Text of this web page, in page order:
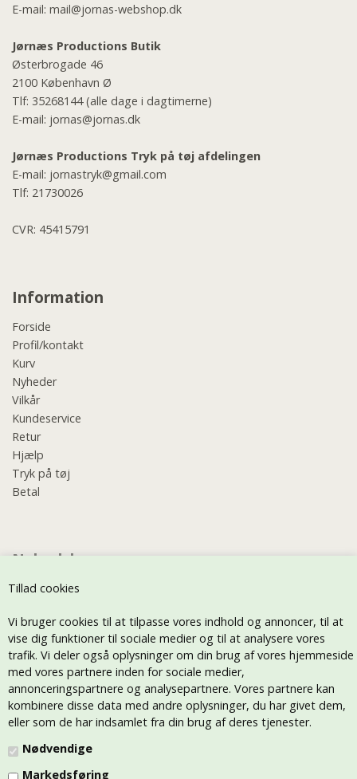
Tillad cookies
Vi bruger cookies til at tilpasse vores indhold og annoncer, til at
vise dig funktioner til sociale medier og til at analysere vores
trafik. Vi deler også oplysninger om din brug af vores hjemmeside
med vores partnere inden for sociale medier,
annonceringspartnere og analysepartnere. Vores partnere kan
kombinere disse data med andre oplysninger, du har givet dem,
eller som de har indsamlet fra din brug af deres tjenester.
Nødvendige
Markedsføring
E-mail: mail@jornas-webshop.dk
Jørnæs Productions Butik
Østerbrogade 46
2100 København Ø
Tlf: 35268144(alle dage i dagtimerne)
E-mail: jornas@jornas.dk
Jørnæs Productions Tryk på tøj afdelingen
E-mail: jornastryk@gmail.com
Tlf: 21730026
CVR: 45415791
Information
Forside
Profil/kontakt
Kurv
Nyheder
Vilkår
Kundeservice
Retur
Hjælp
Tryk på tøj
Betal
Nyhedsbrev